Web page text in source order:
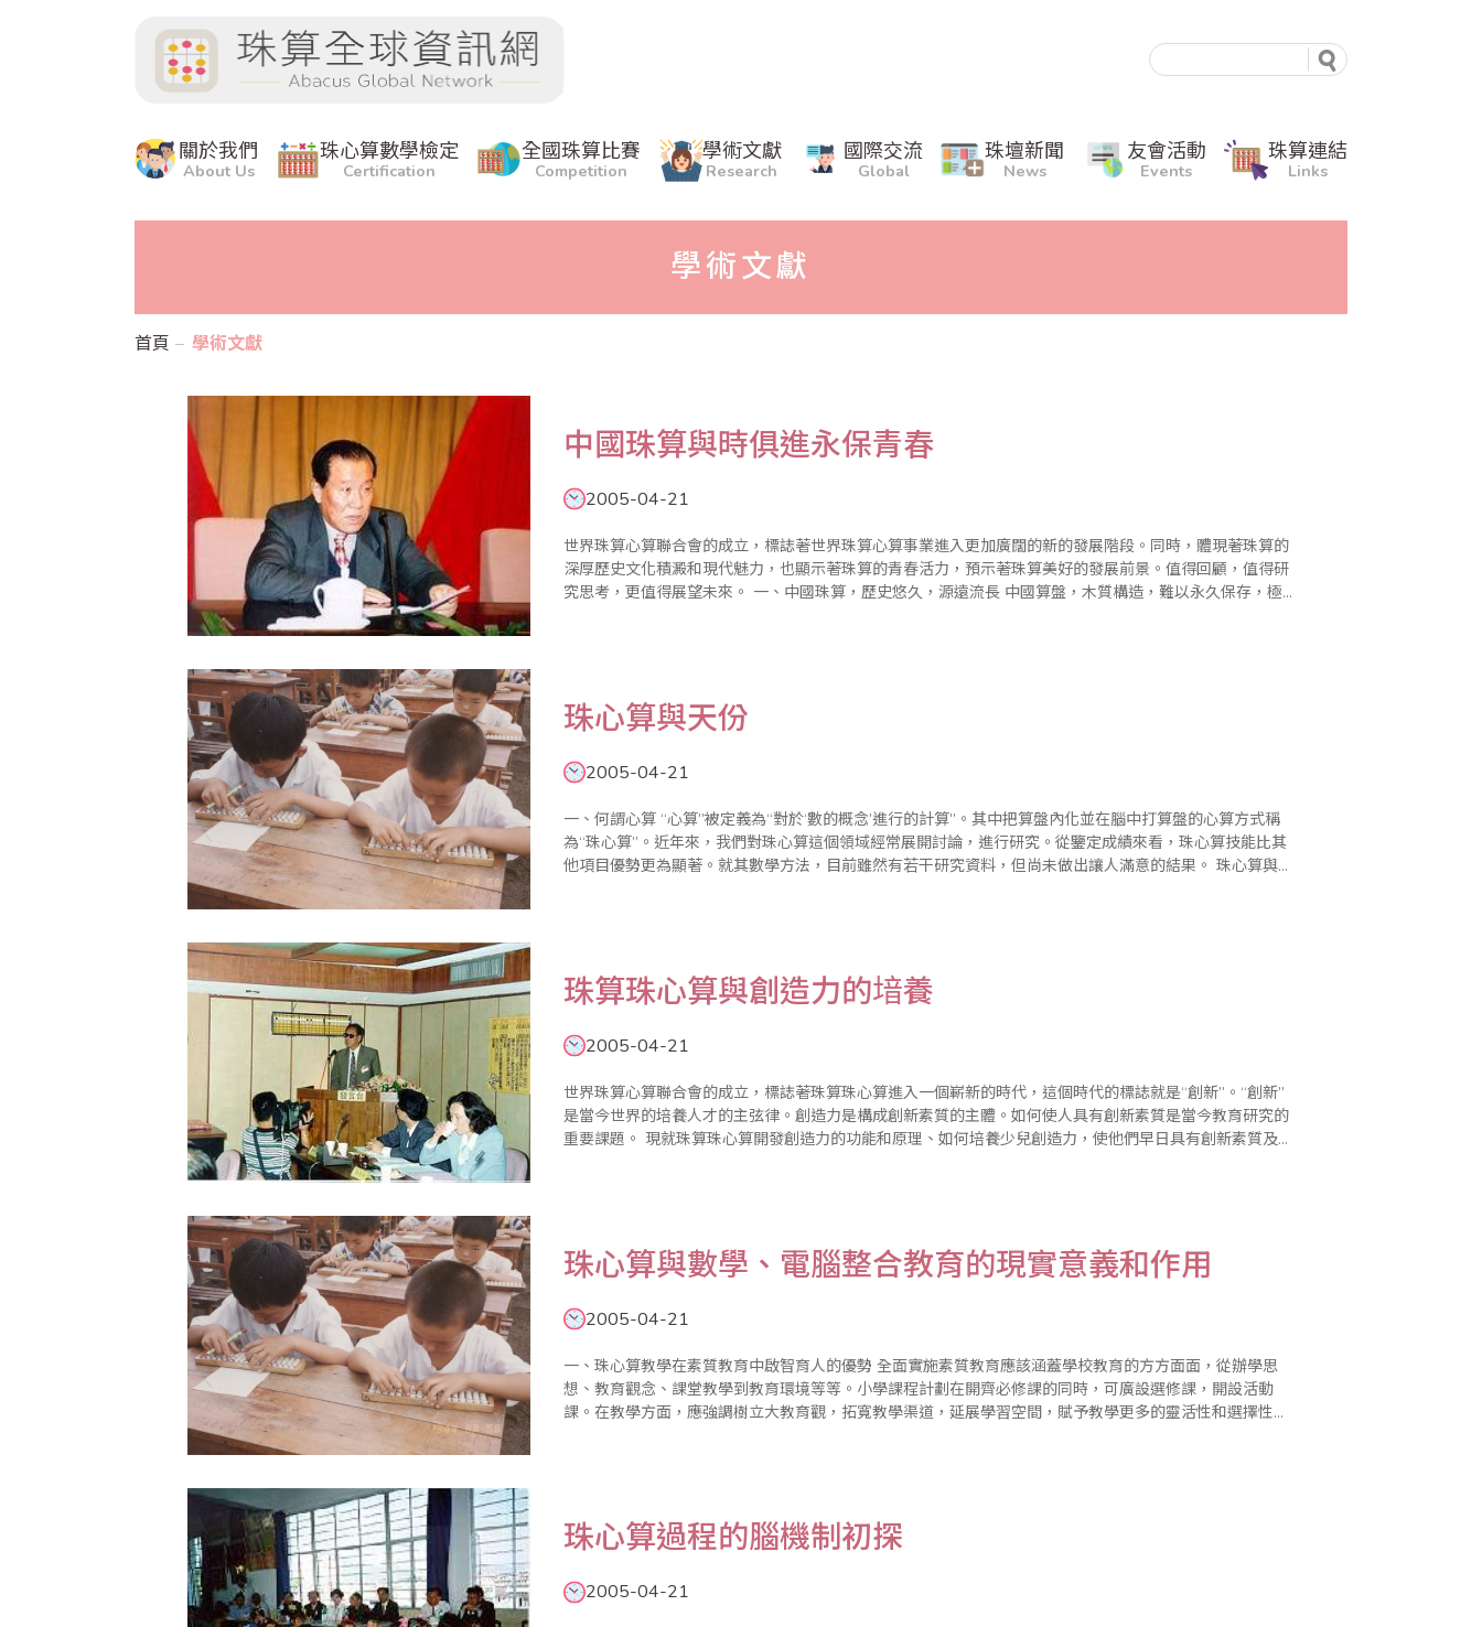
關於我們
About Us
珠心算數學檢定
Certification
全國珠算比賽
Competition
學術文獻
Research
國際交流
Global
珠壇新聞
News
友會活動
Events
珠算連結
Links
學術文獻
首頁 學術文獻
中國珠算與時俱進永保青春
2005-04-21
世界珠算心算聯合會的成立，標誌著世界珠算心算事業進入更加廣闊的新的發展階段。同時，體現著珠算的
深厚歷史文化積澱和現代魅力，也顯示著珠算的青春活力，預示著珠算美好的發展前景。值得回顧，值得研
究思考，更值得展望未來。 一、中國珠算，歷史悠久，源遠流長 中國算盤，木質構造，難以永久保存，極
珠心算與天份
2005-04-21
一、何謂心算 “心算”被定義為“對於‘數的概念’進行的計算”。其中把算盤內化並在腦中打算盤的心算方式稱
為“珠心算”。近年來，我們對珠心算這個領域經常展開討論，進行研究。從鑒定成績來看，珠心算技能比其
他項目優勢更為顯著。就其數學方法，目前雖然有若干研究資料，但尚未做出讓人滿意的結果。 珠心算與珠
珠算珠心算與創造力的堷養
2005-04-21
世界珠算心算聯合會的成立，標誌著珠算珠心算進入一個嶄新的時代，這個時代的標誌就是“創新”。“創新”
是當今世界的培養人才的主弦律。創造力是構成創新素質的主體。如何使人具有創新素質是當今教育研究的
重要課題。 現就珠算珠心算開發創造力的功能和原理、如何培養少兒創造力，使他們早日具有創新素質及有
珠心算與數學、電腦整合教育的現實意義和作用
2005-04-21
一、珠心算教學在素質教育中啟智育人的優勢 全面實施素質教育應該涵蓋學校教育的方方面面，從辦學思
想、教育觀念、課堂教學到教育環境等等。小學課程計劃在開齊必修課的同時，可廣設選修課，開設活動
課。在教學方面，應強調樹立大教育觀，拓寬教學渠道，延展學習空間，賦予教學更多的靈活性和選擇性。
珠心算過程的腦機制初探
2005-04-21